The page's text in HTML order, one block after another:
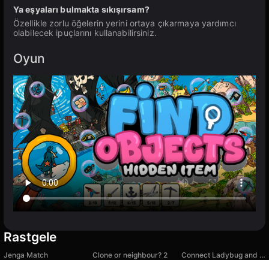
Ya eşyaları bulmakta sıkışırsam?
Özellikle zorlu öğelerin yerini ortaya çıkarmaya yardımcı
olabilecek ipuçlarını kullanabilirsiniz.
Oyun
Rastgele
Jenga Match Clone or neighbour? 2
Connect Ladybug and Cat Noir!